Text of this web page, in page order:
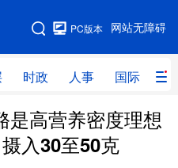
网站无障碍
PC版本
时政 人事 国际 财
地图
时政 人事
网评 港澳
是高营养密度理想
入30至50克